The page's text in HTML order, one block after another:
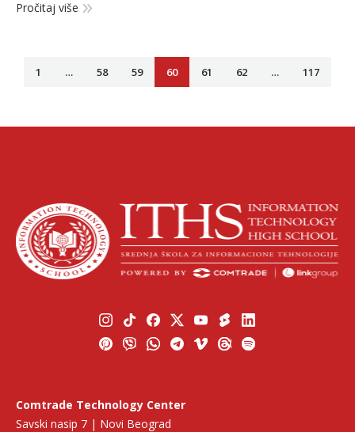
Pročitaj više
1 … 58 59 60 61 62 … 117
Comtrade Technology Center
Savski nasip 7 | Novi Beograd